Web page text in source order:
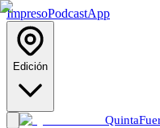
ImpresoPodcastApp
Edición
Quinta